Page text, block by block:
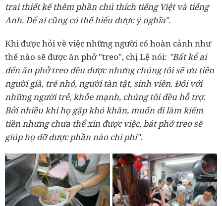
trai thiết kế thêm phần chú thích tiếng Việt và tiếng
Anh. Để ai cũng có thể hiểu được ý nghĩa".
Khi được hỏi về việc những người có hoàn cảnh như
thế nào sẽ được ăn phở "treo", chị Lệ nói: "Bất kể ai
đến ăn phở treo đều được nhưng chúng tôi sẽ ưu tiên
người già, trẻ nhỏ, người tàn tật, sinh viên. Đối với
những người trẻ, khỏe mạnh, chúng tôi đều hỗ trợ.
Bởi nhiều khi họ gặp khó khăn, muốn đi làm kiếm
tiền nhưng chưa thể xin được việc, bát phở treo sẽ
giúp họ đỡ được phần nào chi phí".